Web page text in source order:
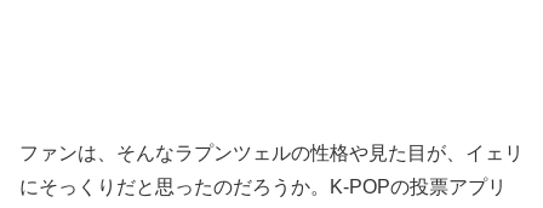
ファンは、そんなラプンツェルの性格や見た目が、イェリ
にそっくりだと思ったのだろうか。K-POPの投票アプリ